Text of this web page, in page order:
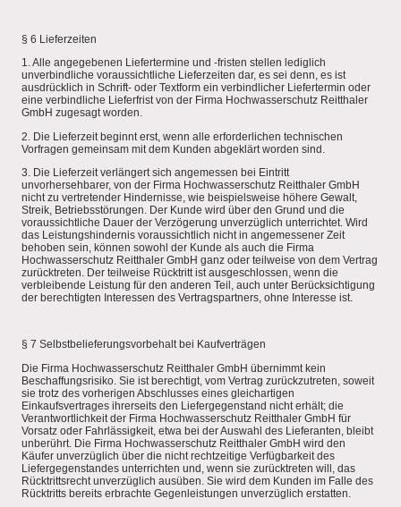
§ 6 Lieferzeiten
1. Alle angegebenen Liefertermine und -fristen stellen lediglich
unverbindliche voraussichtliche Lieferzeiten dar, es sei denn, es ist
ausdrücklich in Schrift- oder Textform ein verbindlicher Liefertermin oder
eine verbindliche Lieferfrist von der Firma Hochwasserschutz Reitthaler
GmbH zugesagt worden.
2. Die Lieferzeit beginnt erst, wenn alle erforderlichen technischen
Vorfragen gemeinsam mit dem Kunden abgeklärt worden sind.
3. Die Lieferzeit verlängert sich angemessen bei Eintritt
unvorhersehbarer, von der Firma Hochwasserschutz Reitthaler GmbH
nicht zu vertretender Hindernisse, wie beispielsweise höhere Gewalt,
Streik, Betriebsstörungen. Der Kunde wird über den Grund und die
voraussichtliche Dauer der Verzögerung unverzüglich unterrichtet. Wird
das Leistungshindernis voraussichtlich nicht in angemessener Zeit
behoben sein, können sowohl der Kunde als auch die Firma
Hochwasserschutz Reitthaler GmbH ganz oder teilweise von dem Vertrag
zurücktreten. Der teilweise Rücktritt ist ausgeschlossen, wenn die
verbleibende Leistung für den anderen Teil, auch unter Berücksichtigung
der berechtigten Interessen des Vertragspartners, ohne Interesse ist.
§ 7 Selbstbelieferungsvorbehalt bei Kaufverträgen
Die Firma Hochwasserschutz Reitthaler GmbH übernimmt kein
Beschaffungsrisiko. Sie ist berechtigt, vom Vertrag zurückzutreten, soweit
sie trotz des vorherigen Abschlusses eines gleichartigen
Einkaufsvertrages ihrerseits den Liefergegenstand nicht erhält; die
Verantwortlichkeit der Firma Hochwasserschutz Reitthaler GmbH für
Vorsatz oder Fahrlässigkeit, etwa bei der Auswahl des Lieferanten, bleibt
unberührt. Die Firma Hochwasserschutz Reitthaler GmbH wird den
Käufer unverzüglich über die nicht rechtzeitige Verfügbarkeit des
Liefergegenstandes unterrichten und, wenn sie zurücktreten will, das
Rücktrittsrecht unverzüglich ausüben. Sie wird dem Kunden im Falle des
Rücktritts bereits erbrachte Gegenleistungen unverzüglich erstatten.